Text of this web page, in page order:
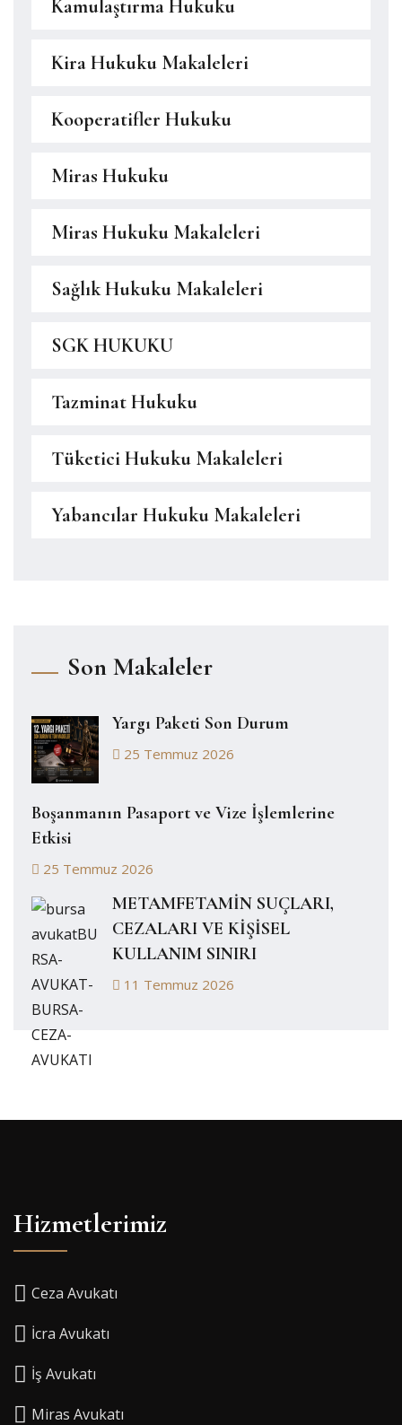
Kamulaştırma Hukuku
Kira Hukuku Makaleleri
Kooperatifler Hukuku
Miras Hukuku
Miras Hukuku Makaleleri
Sağlık Hukuku Makaleleri
SGK HUKUKU
Tazminat Hukuku
Tüketici Hukuku Makaleleri
Yabancılar Hukuku Makaleleri
Son Makaleler
Yargı Paketi Son Durum
25 Temmuz 2026
Boşanmanın Pasaport ve Vize İşlemlerine
Etkisi
25 Temmuz 2026
METAMFETAMİN SUÇLARI,
CEZALARI VE KİŞİSEL
KULLANIM SINIRI
11 Temmuz 2026
Hizmetlerimiz
Ceza Avukatı
İcra Avukatı
İş Avukatı
Miras Avukatı